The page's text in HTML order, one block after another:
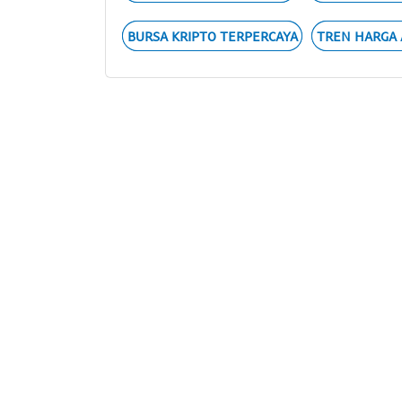
BURSA KRIPTO TERPERCAYA TREN HARGA